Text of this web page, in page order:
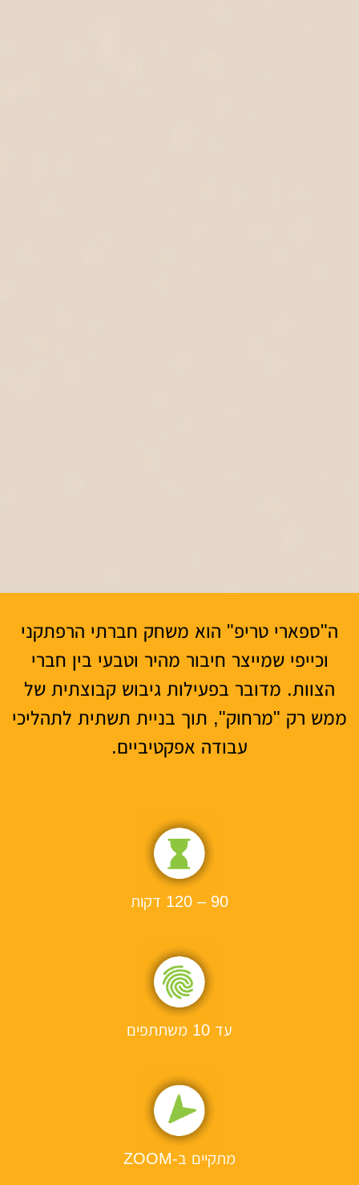
ה"ספארי טריפ" הוא משחק חברתי הרפתקני
וכייפי שמייצר חיבור מהיר וטבעי בין חברי
הצוות. מדובר בפעילות גיבוש קבוצתית של
ממש רק "מרחוק", תוך בניית תשתית לתהליכי
עבודה אפקטיביים.
90 – 120 דקות
עד 10 משתתפים
מתקיים ב-ZOOM